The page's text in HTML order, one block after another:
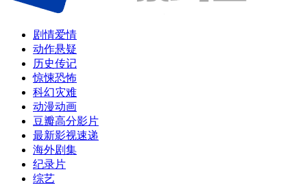
剧情爱情
动作悬疑
历史传记
惊悚恐怖
科幻灾难
动漫动画
豆瓣高分影片
最新影视速递
海外剧集
纪录片
综艺